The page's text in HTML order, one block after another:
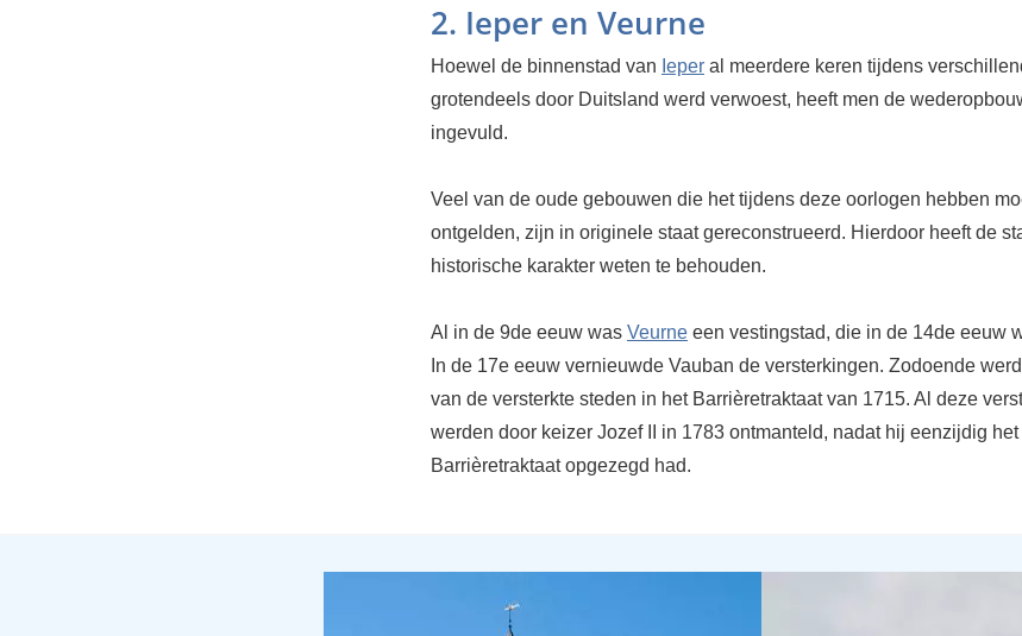
2. Ieper en Veurne
Hoewel de binnenstad van Ieper al meerdere keren tijdens
grotendeels door Duitsland werd verwoest, heeft men de
ingevuld.
Veel van de oude gebouwen die het tijdens deze oorlogen hebben
ontgelden, zijn in originele staat gereconstrueerd. Hierdoor heeft de
historische karakter weten te behouden.
Al in de 9de eeuw was Veurne een vestingstad, die in de 14de eeuw
In de 17e eeuw vernieuwde Vauban de versterkingen. Zodoende
van de versterkte steden in het Barrièretraktaat van 1715. Al deze
werden door keizer Jozef II in 1783 ontmanteld, nadat hij eenzijdig het
Barrièretraktaat opgezegd had.